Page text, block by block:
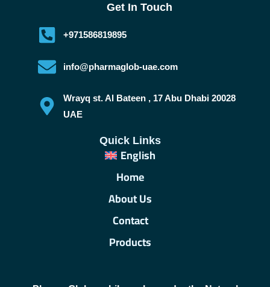
Get In Touch
+971586819895
info@pharmaglob-uae.com
Wrayq st. Al Bateen , 17 Abu Dhabi 20028
UAE
Quick Links
English
Home
About Us
Contact
Products